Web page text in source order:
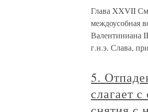
Глава XXVII
междоусобная
Валентиниана
г.н.э. Слава,
5.
слагает